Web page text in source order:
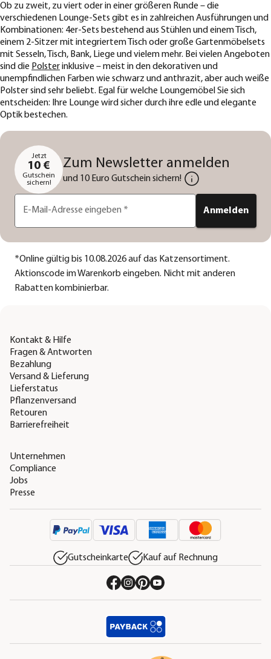
Ob zu zweit, zu viert oder in einer größeren Runde – die
verschiedenen Lounge-Sets gibt es in zahlreichen Ausführungen und
Kombinationen: 4er-Sets bestehend aus Stühlen und einem Tisch,
einem 2-Sitzer mit integriertem Tisch oder große Gartenmöbelsets
mit Sesseln, Tisch, Bank, Liege und vielem mehr. Bei vielen Angeboten
sind die Polsterinklusive – meist in den dekorativen und
unempfindlichen Farben wie schwarz und anthrazit, aber auch weiße
Polster sind sehr beliebt. Egal für welche Loungemöbel Sie sich
entscheiden: Ihre Lounge wird sicher durch ihre edle und elegante
Optik bestechen.
Jetzt
10 €
Gutschein
sichern!
Zum Newsletter anmelden
und 10 Euro Gutschein sichern!
E-Mail-Adresse eingeben * Anmelden
*Online gültig bis 10.08.2026 auf das Katzensortiment.
Aktionscode im Warenkorb eingeben. Nicht mit anderen
Rabatten kombinierbar.
Kontakt & Hilfe
Fragen & Antworten
Bezahlung
Versand & Lieferung
Lieferstatus
Pflanzenversand
Retouren
Barrierefreiheit
Unternehmen
Compliance
Jobs
Presse
Gutscheinkarte Kauf auf Rechnung